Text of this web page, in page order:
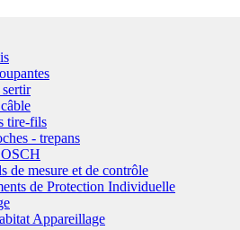
sertir
tire-fils
- trepans
de mesure et de contrôle
de Protection Individuelle
Appareillage